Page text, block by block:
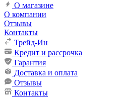
О магазине
О компании
Отзывы
Контакты
Трейд-Ин
Кредит и рассрочка
Гарантия
Доставка и оплата
Отзывы
Контакты